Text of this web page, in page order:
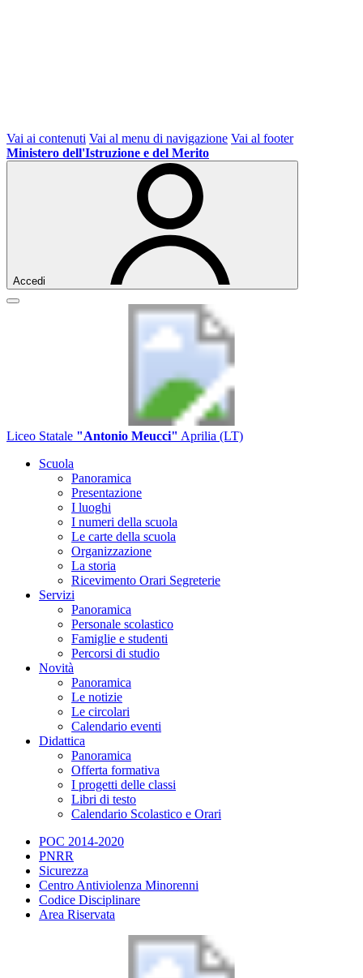
Vai ai contenuti Vai al menu di navigazione Vai al footer
Ministero dell'Istruzione e del Merito
Accedi
Liceo Statale "Antonio Meucci" Aprilia (LT)
Scuola
Panoramica
Presentazione
I luoghi
I numeri della scuola
Le carte della scuola
Organizzazione
La storia
Ricevimento Orari Segreterie
Servizi
Panoramica
Personale scolastico
Famiglie e studenti
Percorsi di studio
Novità
Panoramica
Le notizie
Le circolari
Calendario eventi
Didattica
Panoramica
Offerta formativa
I progetti delle classi
Libri di testo
Calendario Scolastico e Orari
POC 2014-2020
PNRR
Sicurezza
Centro Antiviolenza Minorenni
Codice Disciplinare
Area Riservata